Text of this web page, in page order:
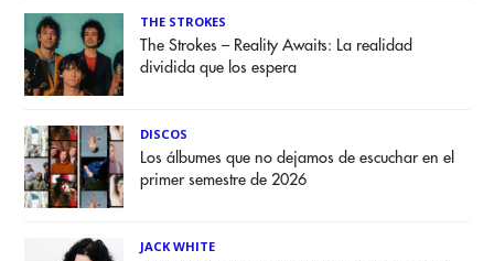
THE STROKES
The Strokes – Reality Awaits: La realidad
dividida que los espera
DISCOS
Los álbumes que no dejamos de escuchar en el
primer semestre de 2026
JACK WHITE